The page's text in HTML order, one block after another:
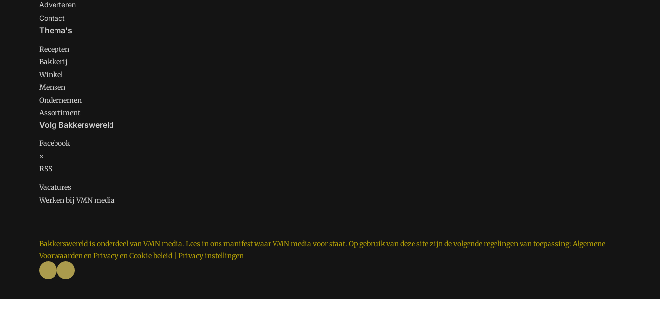
Adverteren
Contact
Thema's
Recepten
Bakkerij
Winkel
Mensen
Ondernemen
Assortiment
Volg Bakkerswereld
Facebook
x
RSS
Vacatures
Werken bij VMN media
Bakkerswereld is onderdeel van VMN media. Lees inons manifestwaar VMN media voor staat. Op gebruik van deze site zijn de volgende regelingen van toepassing: Algemene
VoorwaardenenPrivacy en Cookie beleid Privacy instellingen